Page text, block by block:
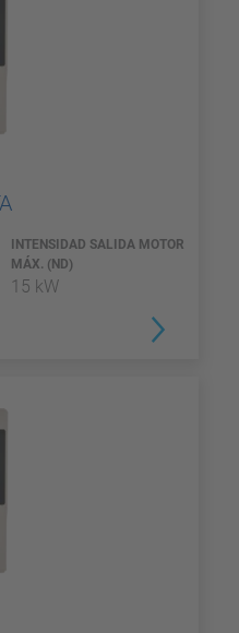
INTENSIDAD SALIDA MOTOR
MÁX. (ND)
15 kW